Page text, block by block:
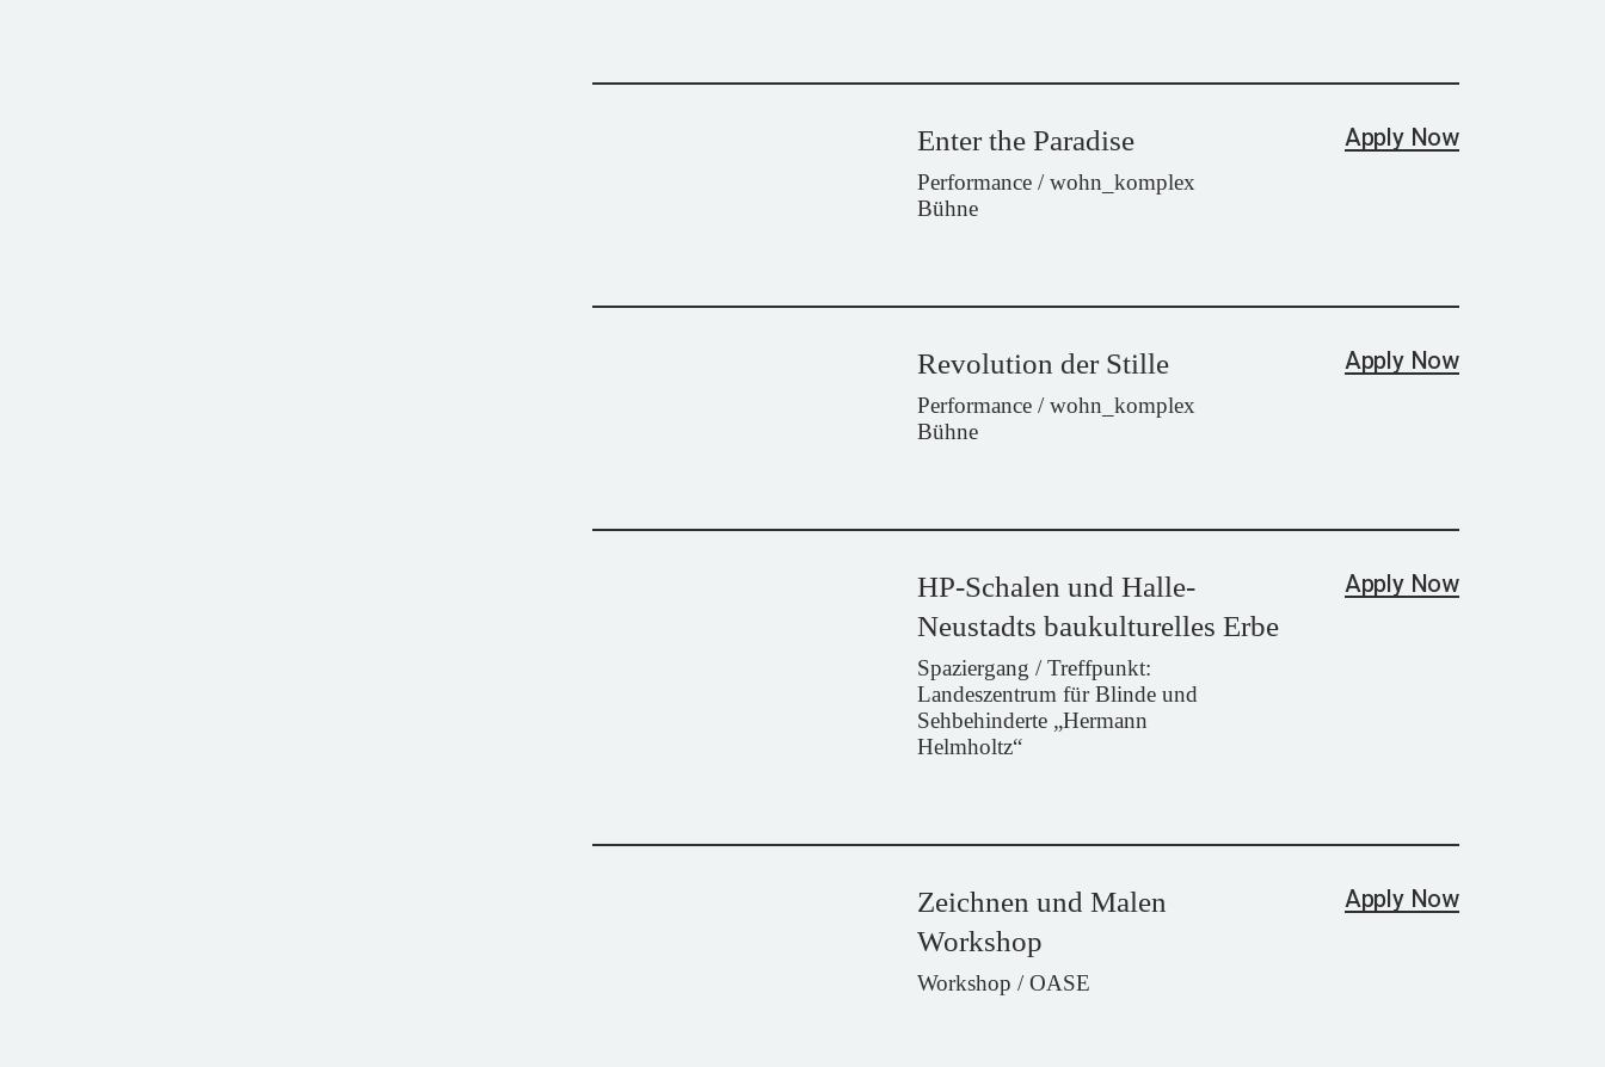
Enter the Paradise
Performance / wohn_komplex
Bühne
Apply Now
Revolution der Stille
Performance / wohn_komplex
Bühne
Apply Now
HP-Schalen und Halle-
Neustadts baukulturelles Erbe
Spaziergang / Treffpunkt:
Landeszentrum für Blinde und
Sehbehinderte „Hermann
Helmholtz“
Apply Now
Zeichnen und Malen
Workshop
Workshop / OASE
Apply Now